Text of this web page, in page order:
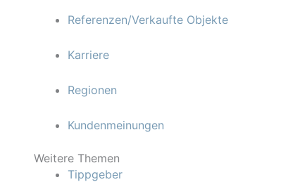
Referenzen/Verkaufte Objekte
Karriere
Regionen
Kundenmeinungen
Weitere Themen
Tippgeber